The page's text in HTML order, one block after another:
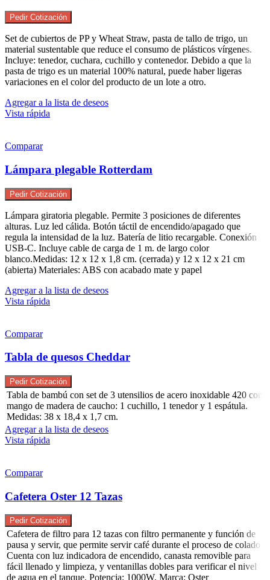
Pedir Cotización
Set de cubiertos de PP y Wheat Straw, pasta de tallo de trigo, un
material sustentable que reduce el consumo de plásticos vírgenes.
Incluye: tenedor, cuchara, cuchillo y contenedor. Debido a que la
pasta de trigo es un material 100% natural, puede haber ligeras
variaciones en el color del producto de un lote a otro.
Agregar a la lista de deseos
Vista rápida
Comparar
Lámpara plegable Rotterdam
Pedir Cotización
Lámpara giratoria plegable. Permite 3 posiciones de diferentes
alturas. Luz led cálida. Botón táctil de encendido/apagado que
regula la intensidad de la luz. Batería de litio recargable. Conexión
USB-C. Incluye cable de carga de 1 m. de largo color
blanco.Medidas: 12 x 12 x 1,8 cm. (cerrada) y 12 x 12 x 21 cm
(abierta) Materiales: ABS con acabado mate y papel
Agregar a la lista de deseos
Vista rápida
Comparar
Tabla de quesos Cheddar
Pedir Cotización
Tabla de bambú con set de 3 utensilios de acero inoxidable 420 con
mango de madera de caucho: 1 cuchillo, 1 tenedor y 1 espátula.
Medidas: 38 x 18,4 x 1,7 cm.
Agregar a la lista de deseos
Vista rápida
Comparar
Cafetera Oster 12 Tazas
Pedir Cotización
Cafetera de filtro para 12 tazas con filtro permanente y función de
pausa y servir, que permite servir café durante el proceso de colado.
Cuenta con luz indicadora de encendido, canasta removible para
fácil llenado y limpieza, y ventanillas dobles para verificar el nivel
de agua en el tanque. Potencia: 1000W. Marca: Oster